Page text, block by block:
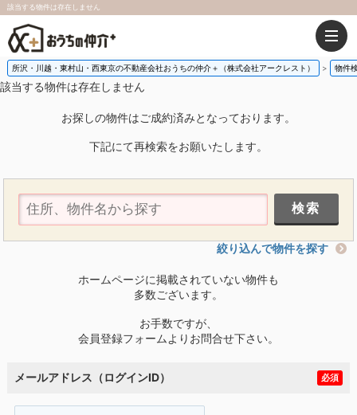
該当する物件は存在しません
所沢・川越・東村山・西東京の不動産会社おうちの仲介＋（株式会社アークレスト） 物件
該当する物件は存在しません
お探しの物件はご成約済みとなっております。
下記にて再検索をお願いたします。
絞り込んで物件を探す
ホームページに掲載されていない物件も
多数ございます。
お手数ですが、
会員登録フォームよりお問合せ下さい。
メールアドレス（ログインID） 必須